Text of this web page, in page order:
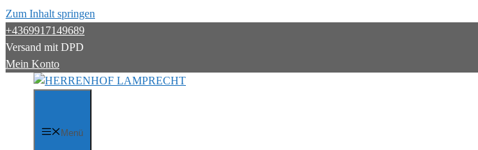
Zum Inhalt springen
+4369917149689
Versand mit DPD
Mein Konto
Menü